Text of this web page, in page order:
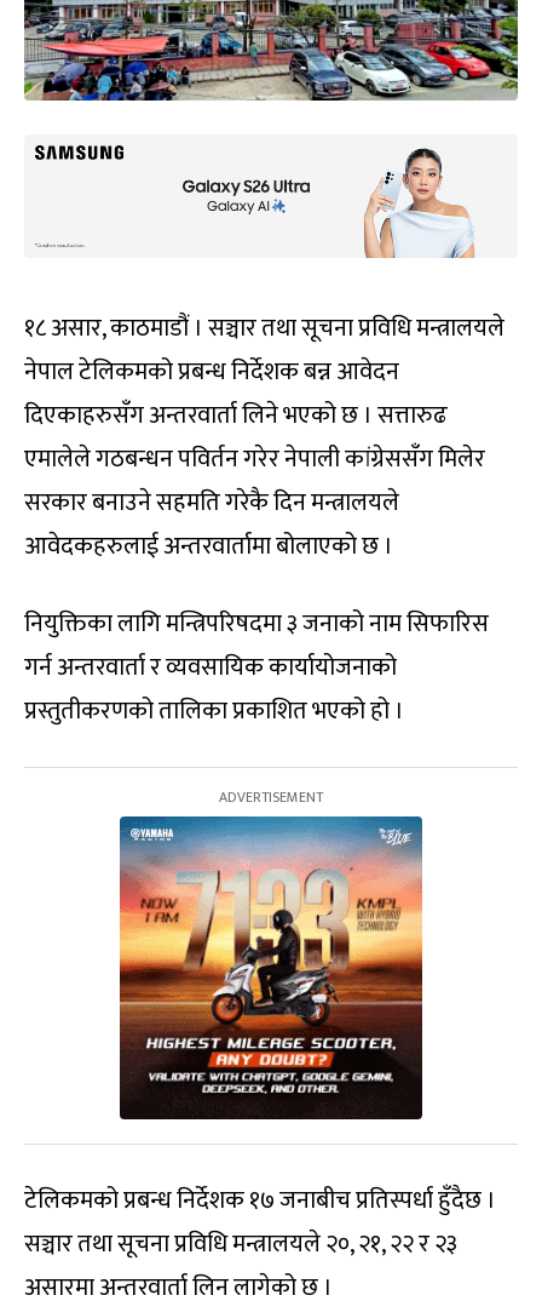
१८ असार, काठमाडौं । सञ्चार तथा सूचना प्रविधि मन्त्रालयले
नेपाल टेलिकमको प्रबन्ध निर्देशक बन्न आवेदन
दिएकाहरुसँग अन्तरवार्ता लिने भएको छ । सत्तारुढ
एमालेले गठबन्धन पविर्तन गरेर नेपाली कांग्रेससँग मिलेर
सरकार बनाउने सहमति गरेकै दिन मन्त्रालयले
आवेदकहरुलाई अन्तरवार्तामा बोलाएको छ ।
नियुक्तिका लागि मन्त्रिपरिषदमा ३ जनाको नाम सिफारिस
गर्न अन्तरवार्ता र व्यवसायिक कार्यायोजनाको
प्रस्तुतीकरणको तालिका प्रकाशित भएको हो ।
टेलिकमको प्रबन्ध निर्देशक १७ जनाबीच प्रतिस्पर्धा हुँदैछ ।
सञ्चार तथा सूचना प्रविधि मन्त्रालयले २०, २१, २२ र २३